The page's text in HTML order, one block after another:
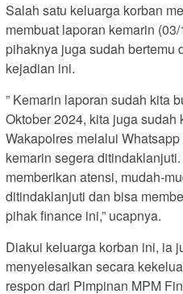
Salah satu keluarga korban
membuat laporan kemarin
pihaknya juga sudah bertemu
kejadian ini.
” Kemarin laporan sudah kita
Oktober 2024, kita juga
Wakapolres melalui
kemarin segera
memberikan atensi, mudah-
ditindaklanjuti dan bisa
pihak finance ini,” ucapnya.
Diakui keluarga korban ini, ia
menyelesaikan secara
respon dari Pimpinan MPM